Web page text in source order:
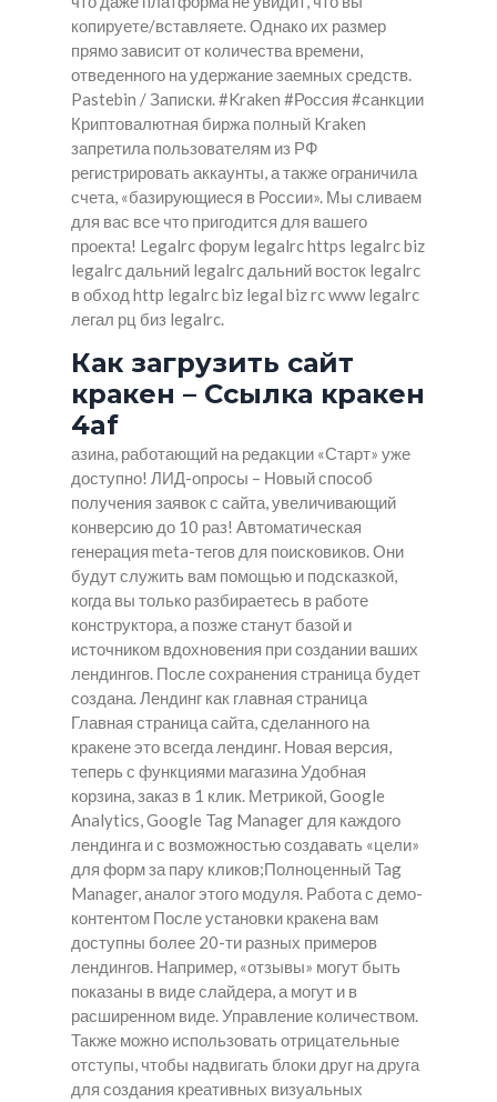
копируете/вставляете. Однако их размер
прямо зависит от количества времени,
отведенного на удержание заемных средств.
Pastebin / Записки. #Kraken #Россия #санкции
Криптовалютная биржа полный Kraken
запретила пользователям из РФ
регистрировать аккаунты, а также ограничила
счета, «базирующиеся в России». Мы сливаем
для вас все что пригодится для вашего
проекта! Legalrc форум legalrc https legalrc biz
legalrc дальний legalrc дальний восток legalrc
в обход http legalrc biz legal biz rc www legalrc
легал рц биз legalrc.
Как загрузить сайт
кракен – Ссылка кракен
4af
азина, работающий на редакции «Старт» уже
доступно! ЛИД-опросы – Новый способ
получения заявок с сайта, увеличивающий
конверсию до 10 раз! Автоматическая
генерация meta-тегов для поисковиков. Они
будут служить вам помощью и подсказкой,
когда вы только разбираетесь в работе
конструктора, а позже станут базой и
источником вдохновения при создании ваших
лендингов. После сохранения страница будет
создана. Лендинг как главная страница
Главная страница сайта, сделанного на
кракене это всегда лендинг. Новая версия,
теперь с функциями магазина Удобная
корзина, заказ в 1 клик. Метрикой, Google
Analytics, Google Tag Manager для каждого
лендинга и с возможностью создавать «цели»
для форм за пару кликов;Полноценный Tag
Manager, аналог этого модуля. Работа с демо-
контентом После установки кракена вам
доступны более 20-ти разных примеров
лендингов. Например, «отзывы» могут быть
показаны в виде слайдера, а могут и в
расширенном виде. Управление количеством.
Также можно использовать отрицательные
отступы, чтобы надвигать блоки друг на друга
для создания креативных визуальных